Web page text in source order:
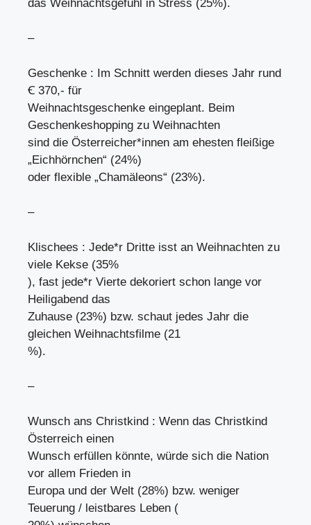
das Weihnachtsgefühl in Stress (25%).
–
Geschenke : Im Schnitt werden dieses Jahr rund
Ꞓ 370,- für
Weihnachtsgeschenke eingeplant. Beim
Geschenkeshopping zu Weihnachten
sind die Österreicher*innen am ehesten fleißige
„Eichhörnchen“ (24%)
oder flexible „Chamäleons“ (23%).
–
Klischees : Jede*r Dritte isst an Weihnachten zu
viele Kekse (35%
), fast jede*r Vierte dekoriert schon lange vor
Heiligabend das
Zuhause (23%) bzw. schaut jedes Jahr die
gleichen Weihnachtsfilme (21
%).
–
Wunsch ans Christkind : Wenn das Christkind
Österreich einen
Wunsch erfüllen könnte, würde sich die Nation
vor allem Frieden in
Europa und der Welt (28%) bzw. weniger
Teuerung / leistbares Leben (